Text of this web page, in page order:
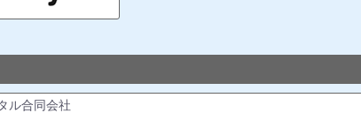
ル合同会社